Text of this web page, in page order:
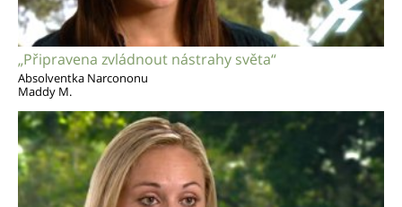
„Připravena zvládnout nástrahy světa“
Absolventka Narcononu
Maddy M.